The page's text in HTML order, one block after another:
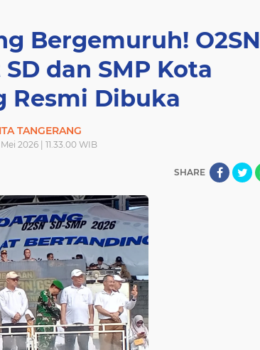
Bergemuruh! O2SN
dan SMP Kota
Resmi Dibuka
TANGERANG
2026 | 11.33.00 WIB
SHARE